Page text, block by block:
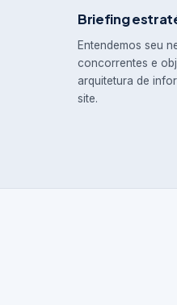
Briefing
Entendemos seu
concorrentes e
arquitetura de
site.